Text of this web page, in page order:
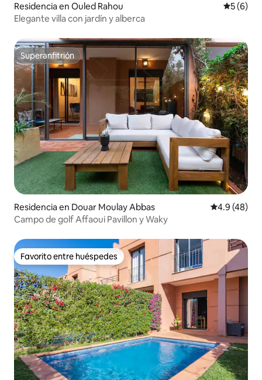
Residencia en Ouled Rahou
5 (6)
Elegante villa con jardín y alberca
Superanfitrión
Superanfitrión
Residencia en Douar Moulay Abbas Calificación
4.9 (48)
Campo de golf Affaoui Pavillon y Waky
Favorito entre huéspedes
Favorito entre huéspedes